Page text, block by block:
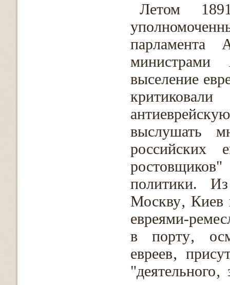
Летом
выселение
выслушать
российских
политики.
Москву‚ Киев
евреями-
в порту‚
евреев‚